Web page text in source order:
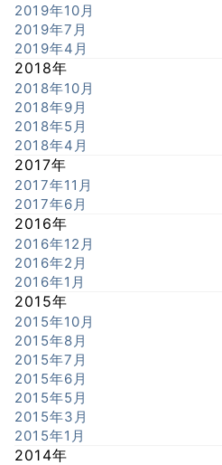
2019年10月
2019年7月
2019年4月
2018年
2018年10月
2018年9月
2018年5月
2018年4月
2017年
2017年11月
2017年6月
2016年
2016年12月
2016年2月
2016年1月
2015年
2015年10月
2015年8月
2015年7月
2015年6月
2015年5月
2015年3月
2015年1月
2014年